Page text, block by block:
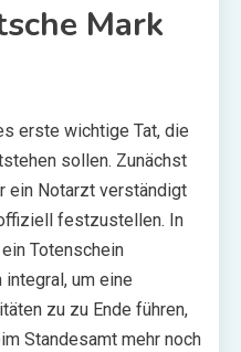
Mark
erste wichtige Tat, die
sollen. Zunächst
ein Notarzt verständigt
festzustellen. In
Totenschein
um eine
zu zu Ende führen,
Standesamt mehr noch